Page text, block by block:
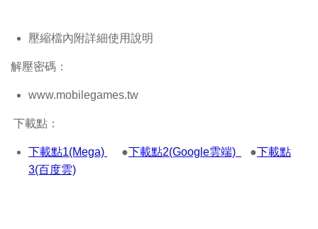
壓縮檔內附詳細使用說明
解壓密碼：
www.mobilegames.tw
下載點：
下載點1(Mega) ●下載點2(Google雲端) ●下載點
3(百度雲)